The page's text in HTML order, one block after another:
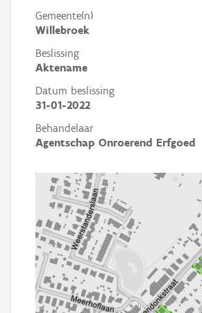
Gemeente(n)
Willebroek
Beslissing
Aktename
Datum beslissing
31-01-2022
Behandelaar
Agentschap Onroerend Erfgoed